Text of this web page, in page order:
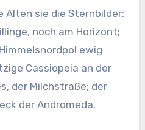
Alten sie die Sternbilder:
noch am Horizont;
ewig
Cassiopeia an der
der Milchstraße; der
der Andromeda.